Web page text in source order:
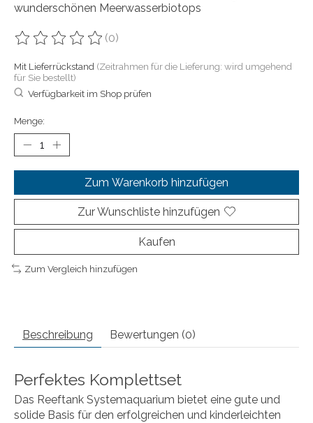
wunderschönen Meerwasserbiotops
Die Bewertung dieses Produkts ist
(0)
Mit Lieferrückstand (Zeitrahmen für die Lieferung: wird umgehend
für Sie bestellt)
Verfügbarkeit im Shop prüfen
Menge:
Zum Warenkorb hinzufügen
Zur Wunschliste hinzufügen
Kaufen
Zum Vergleich hinzufügen
Beschreibung Bewertungen (0)
Perfektes Komplettset
Das Reeftank Systemaquarium bietet eine gute und
solide Basis für den erfolgreichen und kinderleichten